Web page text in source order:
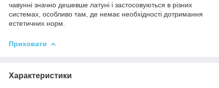
чавунні значно дешевше латуні і застосовуються в різних
системах, особливо там, де немає необхідності дотримання
естетичних норм.
Приховати
Характеристики